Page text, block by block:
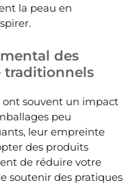
la peau en
des
traditionnels
ont souvent un impact
peu
leur empreinte
des produits
de réduire votre
soutenir des pratiques